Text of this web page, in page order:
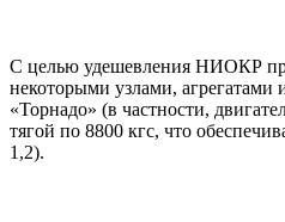
С целью удешевления НИОКР
некоторыми узлами, агрегатами
«Торнадо» (в частности,
тягой по 8800 кгс, что
1,2).